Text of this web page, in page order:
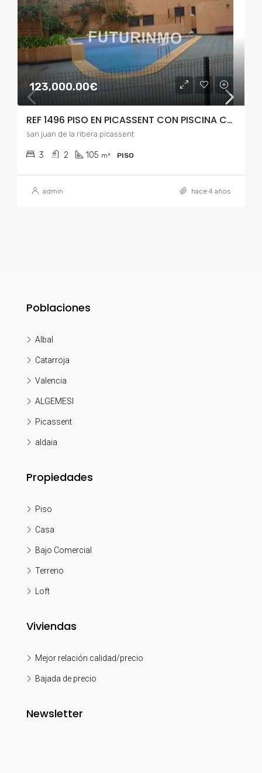
123,000.00€
REF 1496 PISO EN PICASSENT CON PISCINA COMUNITARIA
san juan de la ribera picassent
3 2 105 m² PISO
admin hace 4 años
Poblaciones
Albal
Catarroja
Valencia
ALGEMESI
Picassent
aldaia
Propiedades
Piso
Casa
Bajo Comercial
Terreno
Loft
Viviendas
Mejor relación calidad/precio
Bajada de precio
Newsletter